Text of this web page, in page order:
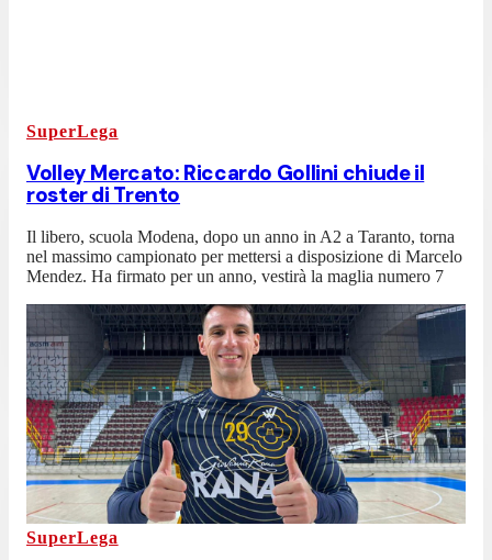
SuperLega
Volley Mercato: Riccardo Gollini chiude il
roster di Trento
Il libero, scuola Modena, dopo un anno in A2 a Taranto, torna
nel massimo campionato per mettersi a disposizione di Marcelo
Mendez. Ha firmato per un anno, vestirà la maglia numero 7
SuperLega